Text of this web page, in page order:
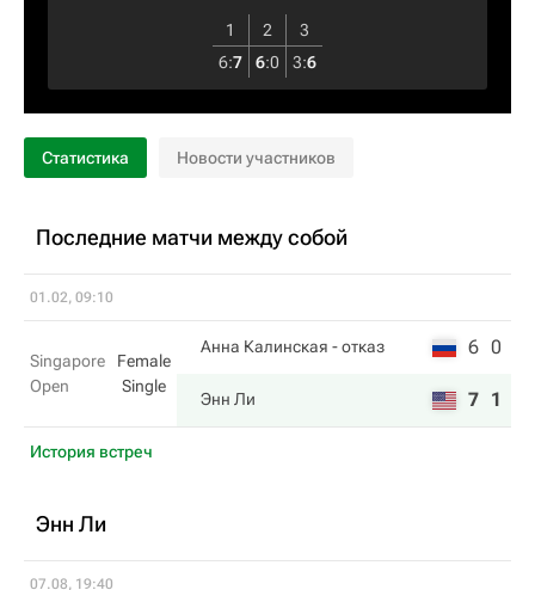
1 2
3
6:7 6:0 3:6
Статистика Новости участников
Последние матчи между собой
01.02, 09:10
Singapore
Open
Female
Single
Анна Калинская - отказ 6 0
Энн Ли 7 1
История встреч
Энн Ли
07.08, 19:40